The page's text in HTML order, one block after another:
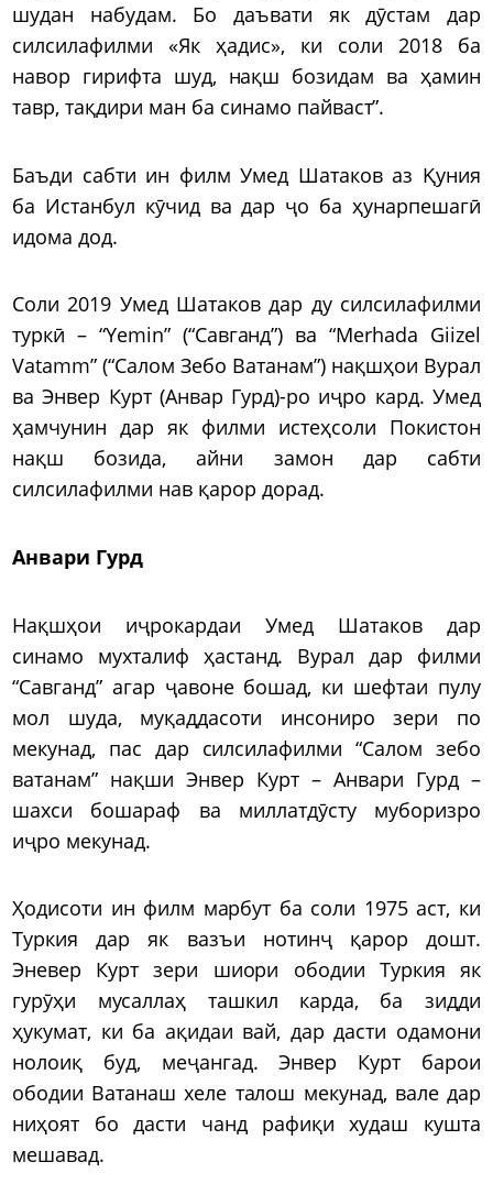
шудан набудам. Бо даъвати як дӯстам дар
силсилафилми «Як ҳадис», ки соли 2018 ба
навор гирифта шуд, нақш бозидам ва ҳамин
тавр, тақдири ман ба синамо пайваст”.
Баъди сабти ин филм Умед Шатаков аз Қуния
ба Истанбул кӯчид ва дар ҷо ба ҳунарпешагӣ
идома дод.
Соли 2019 Умед Шатаков дар ду силсилафилми
туркӣ – “Yemin” (“Савганд”) ва “Merhada Giizel
Vatamm” (“Салом Зебо Ватанам”) нақшҳои Вурал
ва Энвер Курт (Анвар Гурд)-ро иҷро кард. Умед
ҳамчунин дар як филми истеҳсоли Покистон
нақш бозида, айни замон дар сабти
силсилафилми нав қарор дорад.
Анвари Гурд
Нақшҳои иҷрокардаи Умед Шатаков дар
синамо мухталиф ҳастанд. Вурал дар филми
“Савганд” агар ҷавоне бошад, ки шефтаи пулу
мол шуда, муқаддасоти инсониро зери по
мекунад, пас дар силсилафилми “Салом зебо
ватанам” нақши Энвер Курт – Анвари Гурд –
шахси бошараф ва миллатдӯсту муборизро
иҷро мекунад.
Ҳодисоти ин филм марбут ба соли 1975 аст, ки
Туркия дар як вазъи нотинҷ қарор дошт.
Эневер Курт зери шиори ободии Туркия як
гурӯҳи мусаллаҳ ташкил карда, ба зидди
ҳукумат, ки ба ақидаи вай, дар дасти одамони
нолоиқ буд, меҷангад. Энвер Курт барои
ободии Ватанаш хеле талош мекунад, вале дар
ниҳоят бо дасти чанд рафиқи худаш кушта
мешавад.